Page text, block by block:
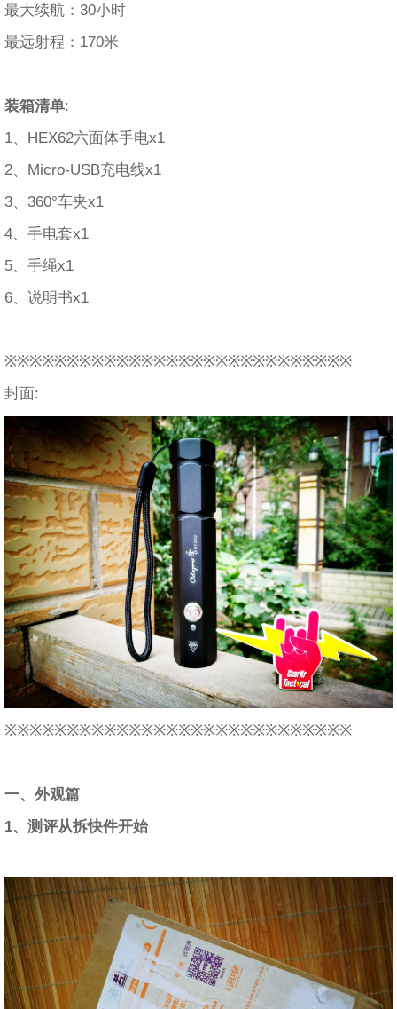
最大续航：30小时
最远射程：170米
装箱清单:
1、HEX62六面体手电x1
2、Micro-USB充电线x1
3、360°车夹x1
4、手电套x1
5、手绳x1
6、说明书x1
※※※※※※※※※※※※※※※※※※※※※※※※※※※※
封面:
※※※※※※※※※※※※※※※※※※※※※※※※※※※※
一、外观篇
1、测评从拆快件开始